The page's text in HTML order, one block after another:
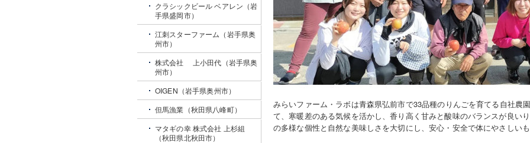
みらいファーム・ラボは青森県弘前市で33品種のりんごを育てる自社農
て、寒暖差のある気候を活かし、香り高く甘みと酸味のバランスが良い
の多様な個性と自然な美味しさを大切にし、安心・安全で体にやさしい
クラシックビール ベアレン（岩
手県盛岡市）
江刺スターファーム（岩手県奥
州市）
株式会社 上小田代（岩手県奥
州市）
OIGEN（岩手県奥州市）
但馬漁業（秋田県八峰町）
マタギの幸 株式会社 上杉組
（秋田県北秋田市）